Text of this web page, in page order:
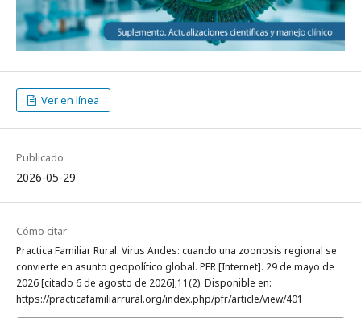
Ver en línea
Publicado
2026-05-29
Cómo citar
Practica Familiar Rural. Virus Andes: cuando una zoonosis regional se
convierte en asunto geopolítico global. PFR [Internet]. 29 de mayo de
2026 [citado 6 de agosto de 2026];11(2). Disponible en:
https://practicafamiliarrural.org/index.php/pfr/article/view/401